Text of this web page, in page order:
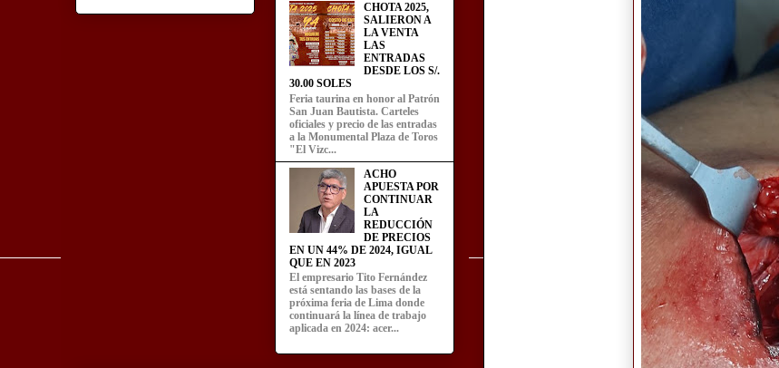
CHOTA 2025,
SALIERON A
LA VENTA
LAS
ENTRADAS
DESDE LOS S/.
30.00 SOLES
Feria taurina en honor al Patrón
San Juan Bautista. Carteles
oficiales y precio de las entradas
a la Monumental Plaza de Toros
"El Vizc...
ACHO
APUESTA POR
CONTINUAR
LA
REDUCCIÓN
DE PRECIOS
EN UN 44% DE 2024, IGUAL
QUE EN 2023
El empresario Tito Fernández
está sentando las bases de la
próxima feria de Lima donde
continuará la línea de trabajo
aplicada en 2024: acer...